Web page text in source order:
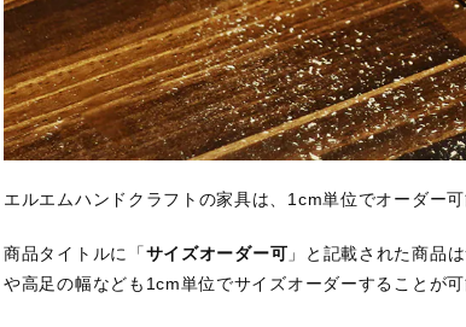
エルエムハンドクラフトの家具は、1cm単位でオーダー
商品タイトルに「サイズオーダー可 」と記載された商品
や高足の幅なども1cm単位でサイズオーダーすることが可